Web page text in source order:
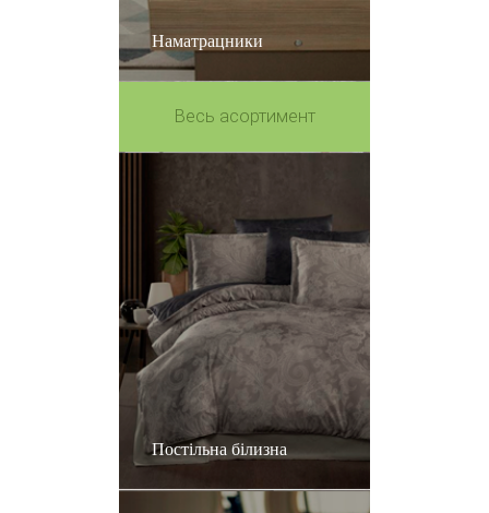
Наматрацники
Весь асортимент
Постільна білизна